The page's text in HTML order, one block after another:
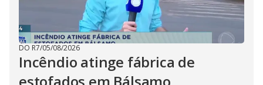
DO R7/05/08/2026
Incêndio atinge fábrica de